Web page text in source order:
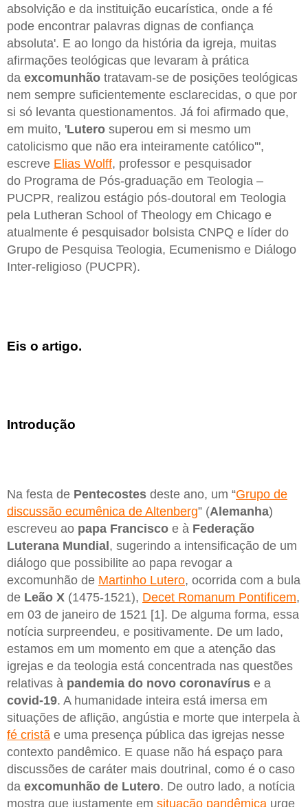
absolvição e da instituição eucarística, onde a fé
pode encontrar palavras dignas de confiança
absoluta'. E ao longo da história da igreja, muitas
afirmações teológicas que levaram à prática
da excomunhão tratavam-se de posições teológicas
nem sempre suficientemente esclarecidas, o que por
si só levanta questionamentos. Já foi afirmado que,
em muito, 'Lutero superou em si mesmo um
catolicismo que não era inteiramente católico'",
escreve Elias Wolff, professor e pesquisador
do Programa de Pós-graduação em Teologia –
PUCPR, realizou estágio pós-doutoral em Teologia
pela Lutheran School of Theology em Chicago e
atualmente é pesquisador bolsista CNPQ e líder do
Grupo de Pesquisa Teologia, Ecumenismo e Diálogo
Inter-religioso (PUCPR).
Eis o artigo.
Introdução
Na festa de Pentecostes deste ano, um “Grupo de
discussão ecumênica de Altenberg” (Alemanha)
escreveu ao papa Francisco e à Federação
Luterana Mundial, sugerindo a intensificação de um
diálogo que possibilite ao papa revogar a
excomunhão de Martinho Lutero, ocorrida com a bula
de Leão X (1475-1521), Decet Romanum Pontificem,
em 03 de janeiro de 1521 [1]. De alguma forma, essa
notícia surpreendeu, e positivamente. De um lado,
estamos em um momento em que a atenção das
igrejas e da teologia está concentrada nas questões
relativas à pandemia do novo coronavírus e a
covid-19. A humanidade inteira está imersa em
situações de aflição, angústia e morte que interpela à
fé cristã e uma presença pública das igrejas nesse
contexto pandêmico. E quase não há espaço para
discussões de caráter mais doutrinal, como é o caso
da excomunhão de Lutero. De outro lado, a notícia
mostra que justamente em situação pandêmica urge